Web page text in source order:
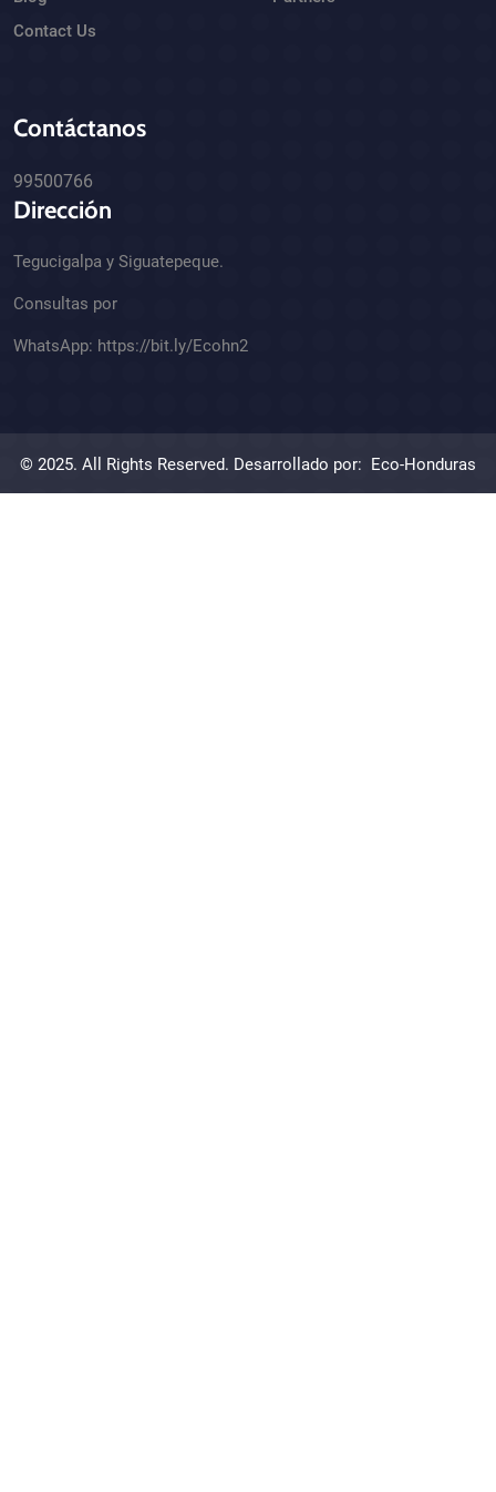
Contact Us
Contáctanos
99500766
Dirección
Tegucigalpa y Siguatepeque.
Consultas por
WhatsApp: https://bit.ly/Ecohn2
© 2025. All Rights Reserved. Desarrollado por: Eco-Honduras